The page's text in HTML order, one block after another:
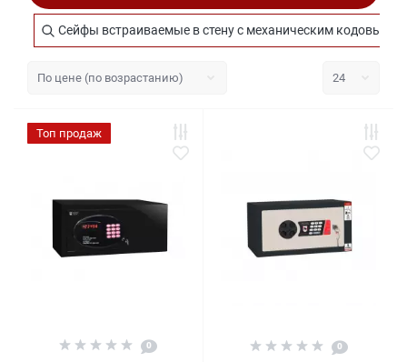
Сейфы встраиваемые в стену с механическим кодовым
Топ продаж
0 0